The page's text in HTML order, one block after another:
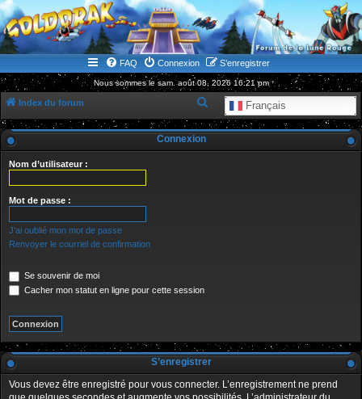
WWW.GOLDORAKGO.COM
le site de la Lune Rouge
FAQ Connexion S’enregistrer
Nous sommes le sam. août 08, 2026 16:21 pm
Index du forum Français
e
Connexion
Nom d’utilisateur :
Mot de passe :
J’ai oublié mon mot de passe
Renvoyer le courriel de confirmation
Se souvenir de moi
Cacher mon statut en ligne pour cette session
S’enregistrer
Vous devez être enregistré pour vous connecter. L’enregistrement ne prend